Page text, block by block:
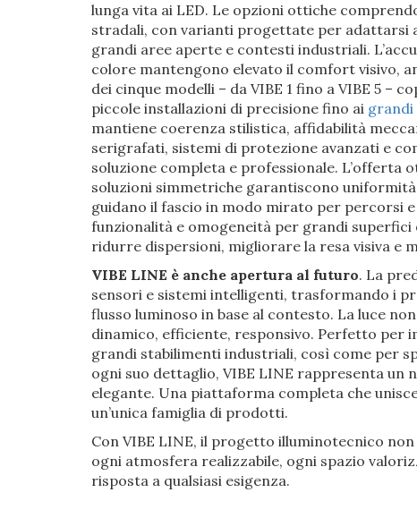
lunga vita ai LED. Le opzioni ottiche
stradali, con varianti progettate per adattarsi
grandi aree aperte e contesti industriali.
colore mantengono elevato il comfort visivo,
dei cinque modelli – da VIBE 1 fino a VIBE 5 –
piccole installazioni di precisione fino ai
mantiene coerenza stilistica, affidabilità
serigrafati, sistemi di protezione avanzati e
soluzione completa e professionale. L’offerta
soluzioni simmetriche garantiscono
guidano il fascio in modo mirato per percorsi
funzionalità e omogeneità per grandi
ridurre dispersioni, migliorare la resa visiva e
VIBE LINE è anche apertura al futuro. La
sensori e sistemi intelligenti, trasformando i
flusso luminoso in base al contesto. La luce
dinamico, efficiente, responsivo. Perfetto per
grandi stabilimenti industriali, così come per
ogni suo dettaglio, VIBE LINE rappresenta un
elegante. Una piattaforma completa che
un’unica famiglia di prodotti.
Con VIBE LINE, il progetto illuminotecnico
ogni atmosfera realizzabile, ogni spazio
risposta a qualsiasi esigenza.